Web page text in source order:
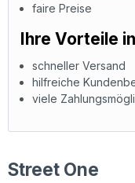
faire Preise
Ihre Vorteile
schneller Versand
hilfreiche
viele
Street One